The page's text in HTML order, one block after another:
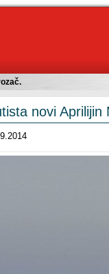
novi Aprilijin